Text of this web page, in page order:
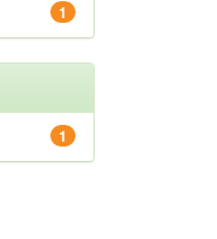
1
1